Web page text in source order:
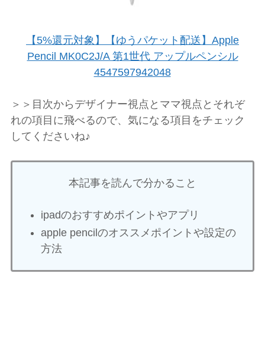
【5%還元対象】【ゆうパケット配送】Apple
Pencil MK0C2J/A 第1世代 アップルペンシル
4547597942048
＞＞目次からデザイナー視点とママ視点とそれぞ
れの項目に飛べるので、気になる項目をチェック
してくださいね♪
本記事を読んで分かること
ipadのおすすめポイントやアプリ
apple pencilのオススメポイントや設定の
方法